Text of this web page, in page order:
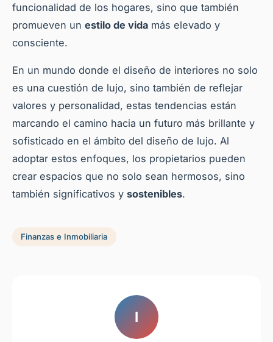
funcionalidad de los hogares, sino que también
promueven un estilo de vida más elevado y
consciente.
En un mundo donde el diseño de interiores no solo
es una cuestión de lujo, sino también de reflejar
valores y personalidad, estas tendencias están
marcando el camino hacia un futuro más brillante y
sofisticado en el ámbito del diseño de lujo. Al
adoptar estos enfoques, los propietarios pueden
crear espacios que no solo sean hermosos, sino
también significativos y sostenibles.
Finanzas e Inmobiliaria
I